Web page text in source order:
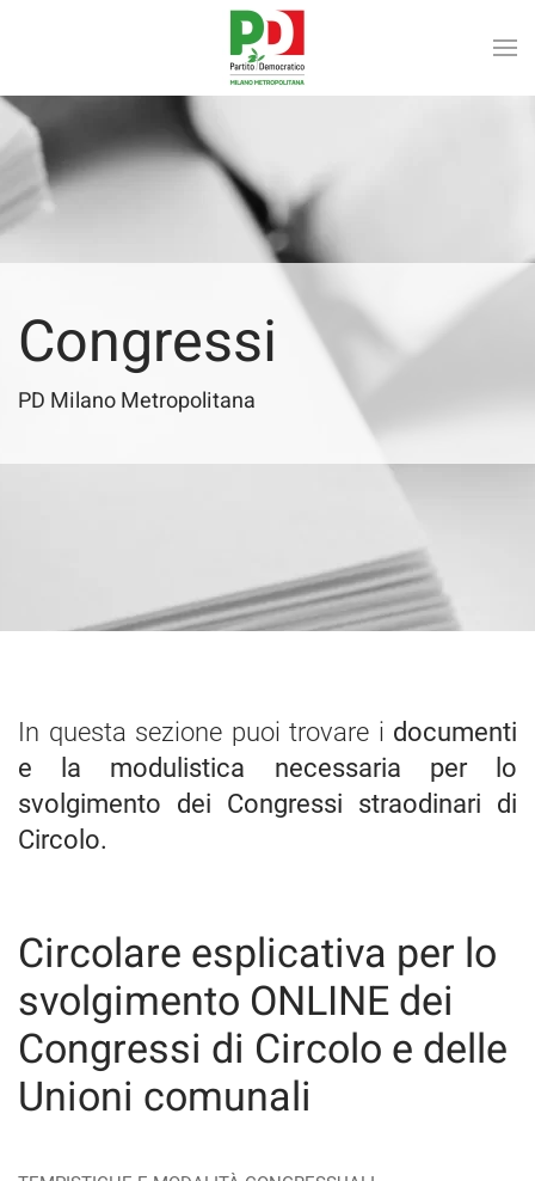
Congressi
PD Milano Metropolitana
In questa sezione puoi trovare i documenti
e la modulistica necessaria per lo
svolgimento dei Congressi straodinari di
Circolo.
Circolare esplicativa per lo
svolgimento ONLINE dei
Congressi di Circolo e delle
Unioni comunali